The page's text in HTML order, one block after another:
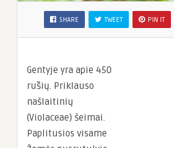
SHARE TWEET PIN IT
Gentyje yra apie 450
rūšių. Priklauso
našlaitinių
(Violaceae) šeimai.
Paplitusios visame